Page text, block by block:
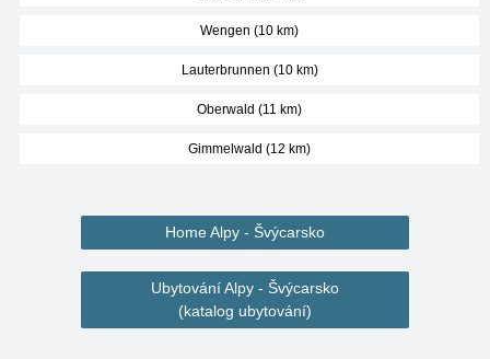
Wengen (10 km)
Lauterbrunnen (10 km)
Oberwald (11 km)
Gimmelwald (12 km)
Home Alpy - Švýcarsko
Ubytování Alpy - Švýcarsko
(katalog ubytování)